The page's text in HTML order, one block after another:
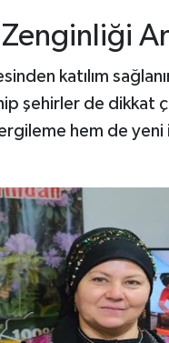
katılım
şehirler de dikkat
hem de yeni